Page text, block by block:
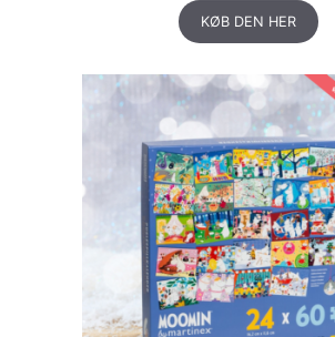
KØB DEN HER